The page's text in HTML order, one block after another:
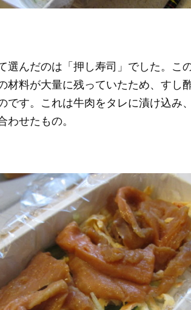
選んだのは「押し寿司」でした。こ
材料が大量に残っていたため、すし
です。これは牛肉をタレに漬け込み
わせたもの。